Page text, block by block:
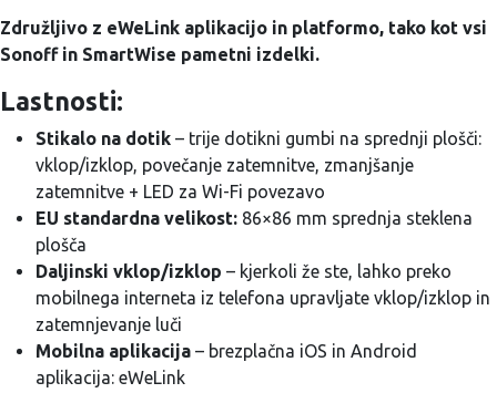
Združljivo z eWeLink aplikacijo in platformo, tako kot vsi
Sonoff in SmartWise pametni izdelki.
Lastnosti:
Stikalo na dotik – trije dotikni gumbi na sprednji plošči:
vklop/izklop, povečanje zatemnitve, zmanjšanje
zatemnitve + LED za Wi-Fi povezavo
EU standardna velikost: 86×86 mm sprednja steklena
plošča
Daljinski vklop/izklop – kjerkoli že ste, lahko preko
mobilnega interneta iz telefona upravljate vklop/izklop in
zatemnjevanje luči
Mobilna aplikacija – brezplačna iOS in Android
aplikacija: eWeLink